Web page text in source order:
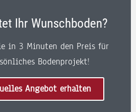
Ihr Wunschboden?
in 3 Minuten den Preis für
Bodenprojekt!
Angebot erhalten